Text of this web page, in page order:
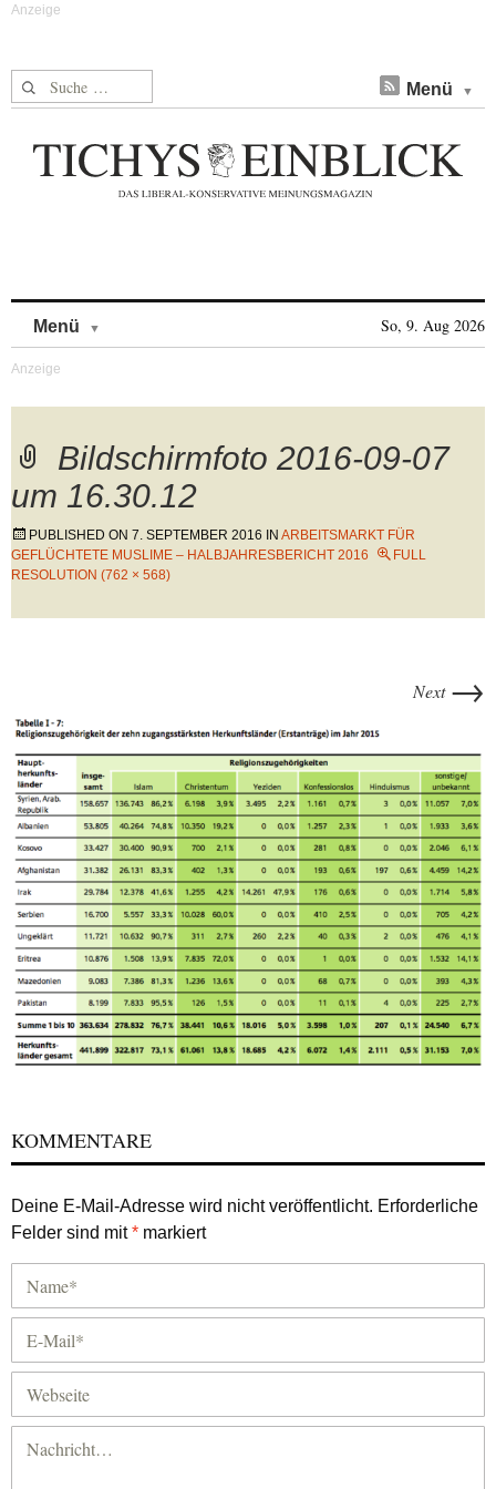
Suche nach: Menü
Menü So, 9. Aug 2026
Bildschirmfoto 2016-09-07
um 16.30.12
PUBLISHED ON 7. SEPTEMBER 2016 IN ARBEITSMARKT FÜR
GEFLÜCHTETE MUSLIME – HALBJAHRESBERICHT 2016
FULL
RESOLUTION (762 × 568)
Next →
KOMMENTARE
Deine E-Mail-Adresse wird nicht veröffentlicht. Erforderliche
Felder sind mit* markiert